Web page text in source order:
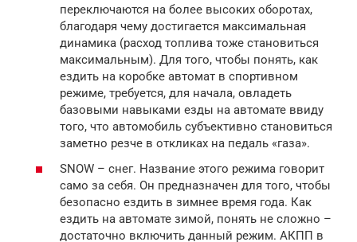
переключаются на более высоких оборотах,
благодаря чему достигается максимальная
динамика (расход топлива тоже становиться
максимальным). Для того, чтобы понять, как
ездить на коробке автомат в спортивном
режиме, требуется, для начала, овладеть
базовыми навыками езды на автомате ввиду
того, что автомобиль субъективно становиться
заметно резче в откликах на педаль «газа».
SNOW – снег. Название этого режима говорит
само за себя. Он предназначен для того, чтобы
безопасно ездить в зимнее время года. Как
ездить на автомате зимой, понять не сложно –
достаточно включить данный режим. АКПП в